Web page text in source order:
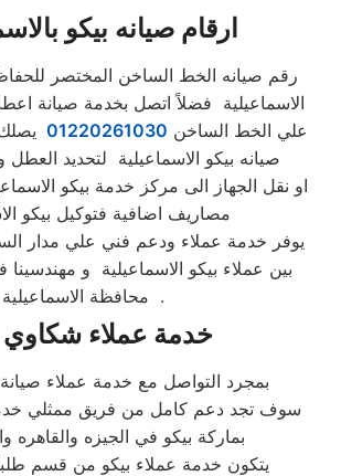
ارقام صيانه بيكو
رقم صيانه الخط الساخن المختصر
الاسماعيلية فضلاً اتصل بخدمة صيانة
علي الخط الساخن 01220261030
صيانه بيكو الاسماعيلية لتحديد العطل
او نقل الجهاز الى مركز خدمة بيكو
مصاريف اضافية فتوكيل بيكو
يوفر خدمة عملاء ودعم فني علي مدار
بين عملاء بيكو الاسماعيلية و
محافظة الاسماعيلية .
خدمة عملاء شكاوي
بمجرد التواصل مع خدمة عملاء
سوف تجد دعم كامل من فريق ممثلي
بماركة بيكو في الجيزه والقاهره
يتكون خدمة عملاء بيكو من قسم